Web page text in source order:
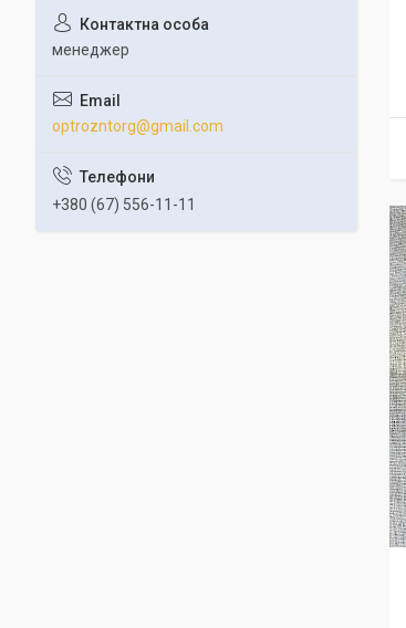
менеджер
optrozntorg@gmail.com
+380 (67) 556-11-11